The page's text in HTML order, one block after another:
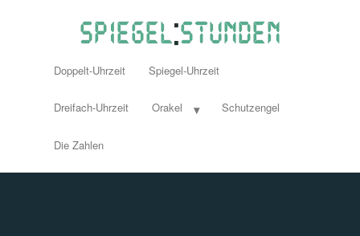
Doppelt-Uhrzeit Spiegel-Uhrzeit
Dreifach-Uhrzeit Orakel Schutzengel
Die Zahlen